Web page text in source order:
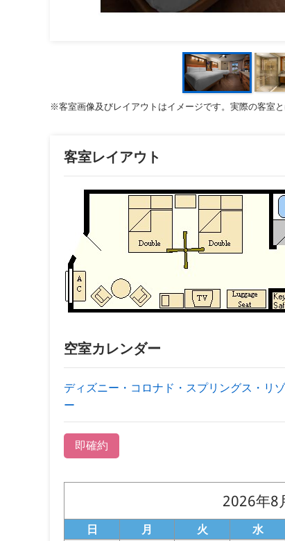
※客室画像及びレイアウトはイメージです。実際の客室と
客室レイアウト
空室カレンダー
ディズニー・コロナド・スプリングス・リ
ー
即確約
2026年8
日 月 火 水